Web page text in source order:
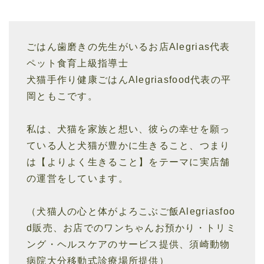
ごはん歯磨きの先生がいるお店Alegrias代表
ペット食育上級指導士
犬猫手作り健康ごはんAlegriasfood代表の平
岡ともこです。
私は、犬猫を家族と想い、彼らの幸せを願っ
ている人と犬猫が豊かに生きること、つまり
は【よりよく生きること】をテーマに実店舗
の運営をしています。
（犬猫人の心と体がよろこぶご飯Alegriasfoo
d販売、お店でのワンちゃんお預かり・トリミ
ング・ヘルスケアのサービス提供、須崎動物
病院大分移動式診療場所提供）